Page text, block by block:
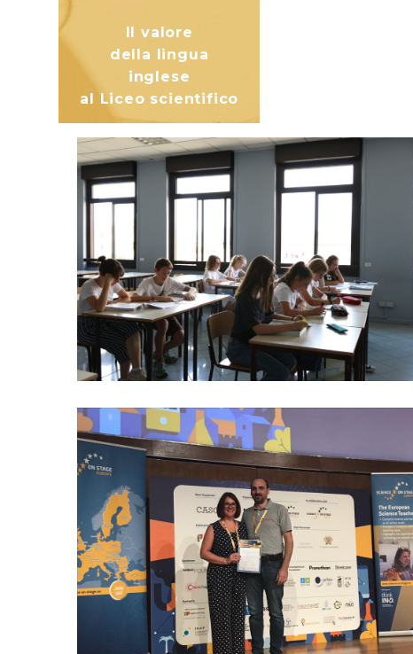
Il valore
della lingua
inglese
al Liceo scientifico